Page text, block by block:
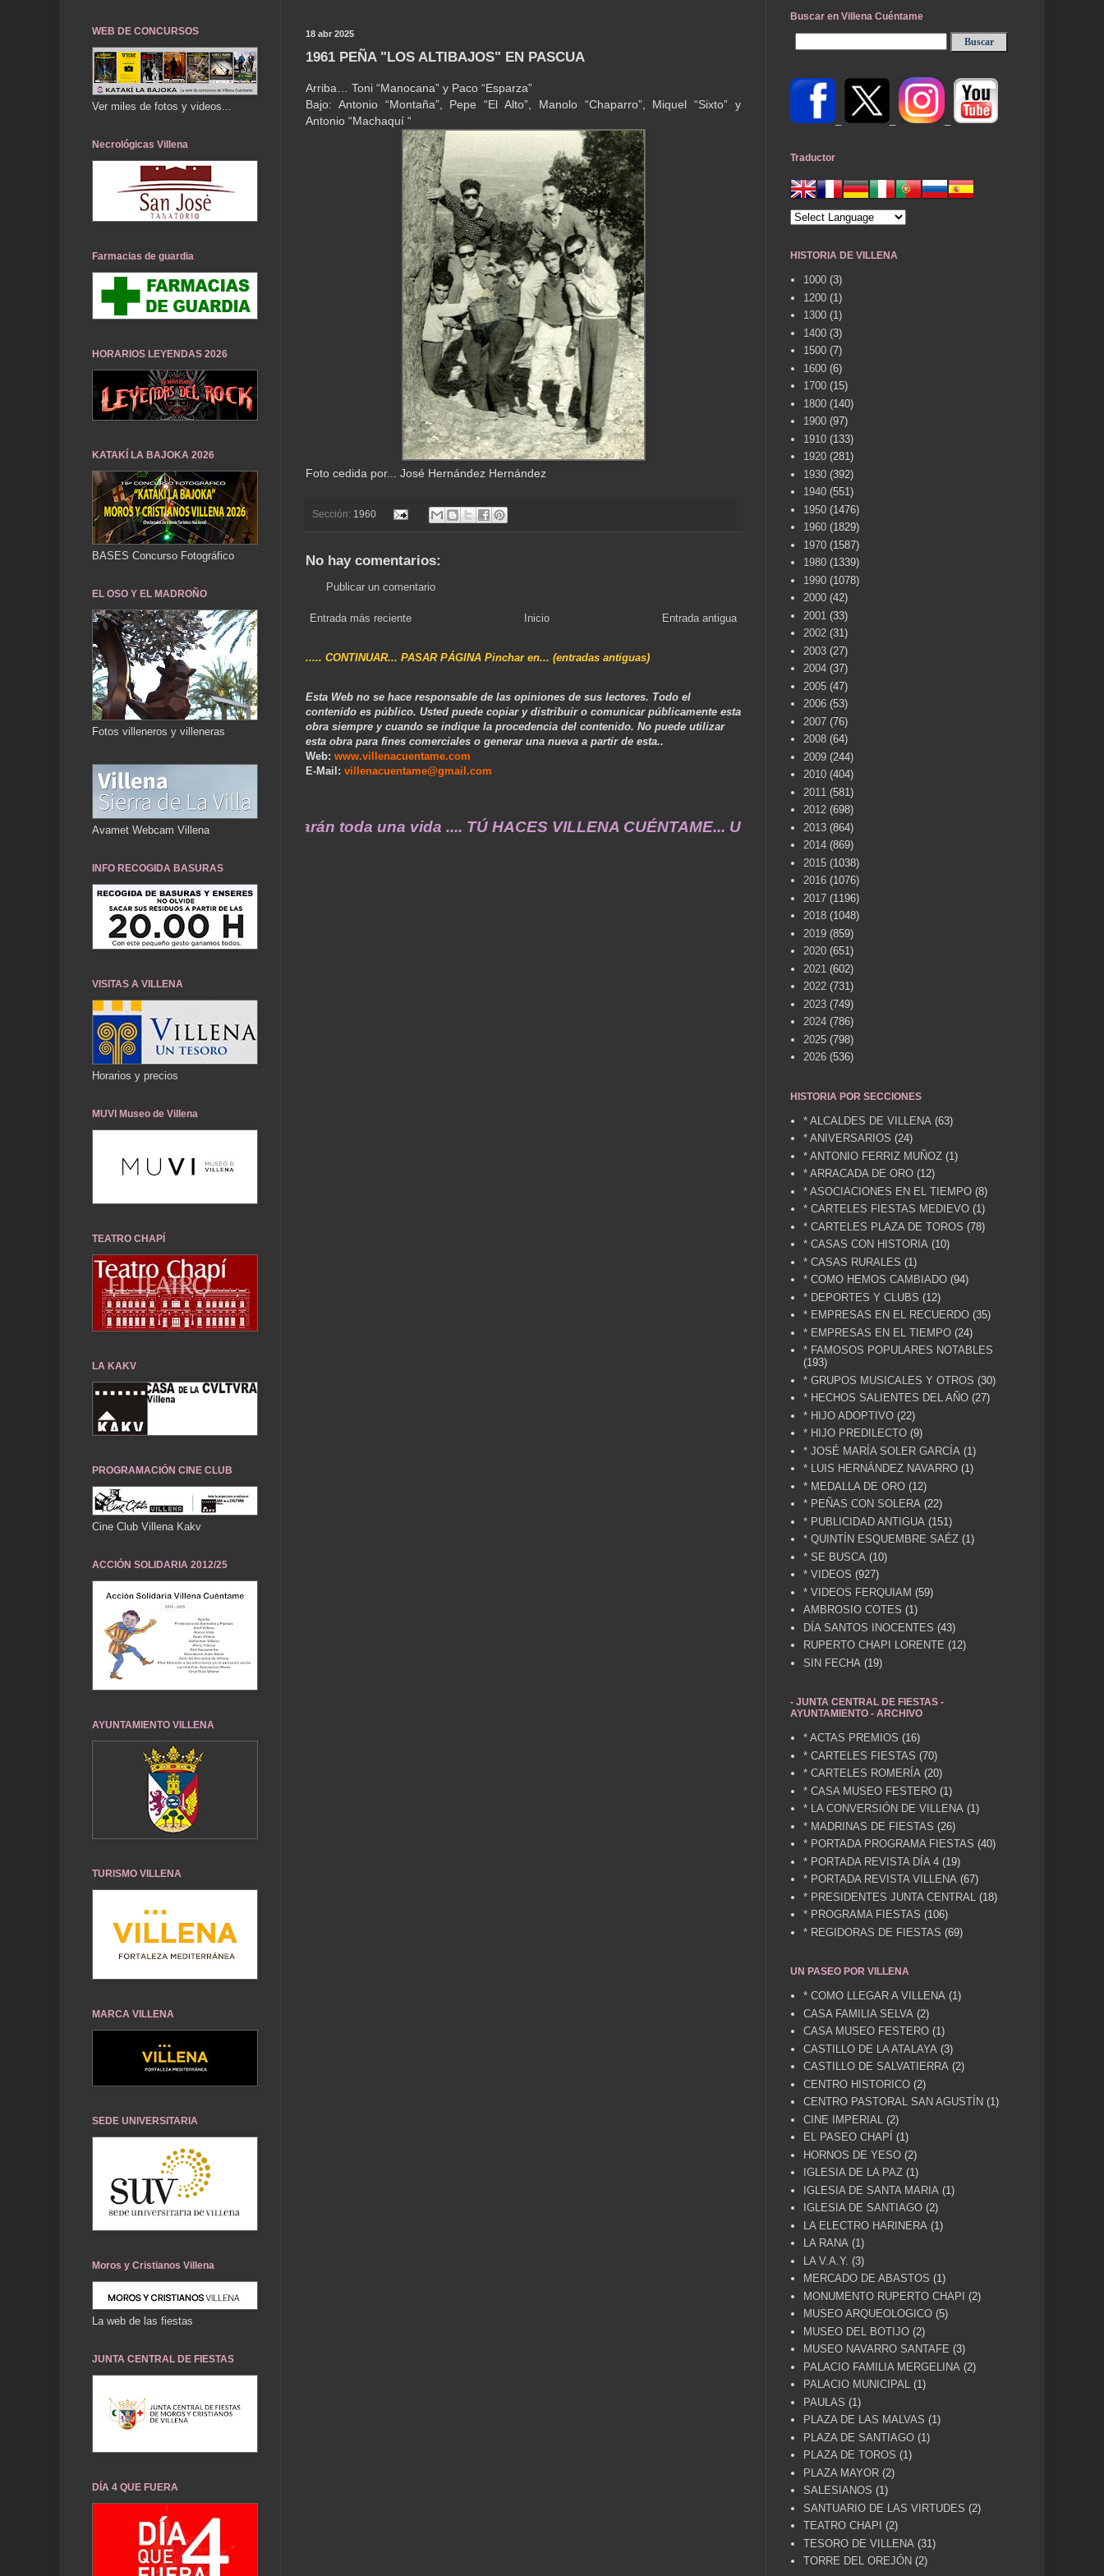
18 abr 2025
1961 PEÑA "LOS ALTIBAJOS" EN PASCUA
Arriba… Toni “Manocana” y Paco “Esparza”
Bajo: Antonio “Montaña”, Pepe “El Alto”, Manolo “Chaparro”, Miquel “Sixto” y
Antonio “Machaquí “
Foto cedida por... José Hernández Hernández
Sección: 1960
No hay comentarios:
Publicar un comentario
Entrada más reciente Entrada antigua
Inicio
..... CONTINUAR... PASAR PÁGINA Pinchar en... (entradas antiguas)
Esta Web no se hace responsable de las opiniones de sus lectores. Todo el
contenido es público. Usted puede copiar y distribuir o comunicar públicamente esta
obra siempre y cuando se indique la procedencia del contenido. No puede utilizar
esta obra para fines comerciales o generar una nueva a partir de esta..
Web: www.villenacuentame.com
E-Mail: villenacuentame@gmail.com
recuerdos de ayer durarán toda una vida .... TÚ HACES VILLENA CUÉNTAME... UN SERVICIO A LA MEMORIA HISTÓRICA DE
WEB DE CONCURSOS
Ver miles de fotos y videos...
Necrológicas Villena
Farmacias de guardia
HORARIOS LEYENDAS 2026
KATAKÍ LA BAJOKA 2026
BASES Concurso Fotográfico
EL OSO Y EL MADROÑO
Fotos villeneros y villeneras
Avamet Webcam Villena
INFO RECOGIDA BASURAS
VISITAS A VILLENA
Horarios y precios
MUVI Museo de Villena
TEATRO CHAPÍ
LA KAKV
PROGRAMACIÓN CINE CLUB
Cine Club Villena Kakv
ACCIÓN SOLIDARIA 2012/25
AYUNTAMIENTO VILLENA
TURISMO VILLENA
MARCA VILLENA
SEDE UNIVERSITARIA
Moros y Cristianos Villena
La web de las fiestas
JUNTA CENTRAL DE FIESTAS
DÍA 4 QUE FUERA
Buscar en Villena Cuéntame
Traductor
HISTORIA DE VILLENA
1000 (3)
1200 (1)
1300 (1)
1400 (3)
1500 (7)
1600 (6)
1700 (15)
1800 (140)
1900 (97)
1910 (133)
1920 (281)
1930 (392)
1940 (551)
1950 (1476)
1960 (1829)
1970 (1587)
1980 (1339)
1990 (1078)
2000 (42)
2001 (33)
2002 (31)
2003 (27)
2004 (37)
2005 (47)
2006 (53)
2007 (76)
2008 (64)
2009 (244)
2010 (404)
2011 (581)
2012 (698)
2013 (864)
2014 (869)
2015 (1038)
2016 (1076)
2017 (1196)
2018 (1048)
2019 (859)
2020 (651)
2021 (602)
2022 (731)
2023 (749)
2024 (786)
2025 (798)
2026 (536)
HISTORIA POR SECCIONES
* ALCALDES DE VILLENA (63)
* ANIVERSARIOS (24)
* ANTONIO FERRIZ MUÑOZ (1)
* ARRACADA DE ORO (12)
* ASOCIACIONES EN EL TIEMPO (8)
* CARTELES FIESTAS MEDIEVO (1)
* CARTELES PLAZA DE TOROS (78)
* CASAS CON HISTORIA (10)
* CASAS RURALES (1)
* COMO HEMOS CAMBIADO (94)
* DEPORTES Y CLUBS (12)
* EMPRESAS EN EL RECUERDO (35)
* EMPRESAS EN EL TIEMPO (24)
* FAMOSOS POPULARES NOTABLES
(193)
* GRUPOS MUSICALES Y OTROS (30)
* HECHOS SALIENTES DEL AÑO (27)
* HIJO ADOPTIVO (22)
* HIJO PREDILECTO (9)
* JOSÉ MARÍA SOLER GARCÍA (1)
* LUIS HERNÁNDEZ NAVARRO (1)
* MEDALLA DE ORO (12)
* PEÑAS CON SOLERA (22)
* PUBLICIDAD ANTIGUA (151)
* QUINTÍN ESQUEMBRE SAÉZ (1)
* SE BUSCA (10)
* VIDEOS (927)
* VIDEOS FERQUIAM (59)
AMBROSIO COTES (1)
DÍA SANTOS INOCENTES (43)
RUPERTO CHAPI LORENTE (12)
SIN FECHA (19)
- JUNTA CENTRAL DE FIESTAS -
AYUNTAMIENTO - ARCHIVO
* ACTAS PREMIOS (16)
* CARTELES FIESTAS (70)
* CARTELES ROMERÍA (20)
* CASA MUSEO FESTERO (1)
* LA CONVERSIÓN DE VILLENA (1)
* MADRINAS DE FIESTAS (26)
* PORTADA PROGRAMA FIESTAS (40)
* PORTADA REVISTA DÍA 4 (19)
* PORTADA REVISTA VILLENA (67)
* PRESIDENTES JUNTA CENTRAL
(18)
* PROGRAMA FIESTAS (106)
* REGIDORAS DE FIESTAS (69)
UN PASEO POR VILLENA
* COMO LLEGAR A VILLENA (1)
CASA FAMILIA SELVA (2)
CASA MUSEO FESTERO (1)
CASTILLO DE LA ATALAYA (3)
CASTILLO DE SALVATIERRA (2)
CENTRO HISTORICO (2)
CENTRO PASTORAL SAN AGUSTÍN (1)
CINE IMPERIAL
(2)
EL PASEO CHAPÍ
(1)
HORNOS DE YESO (2)
IGLESIA DE LA PAZ (1)
IGLESIA DE SANTA MARIA (1)
IGLESIA DE SANTIAGO (2)
LA ELECTRO HARINERA (1)
LA RANA (1)
LA V.A.Y. (3)
MERCADO DE ABASTOS (1)
MONUMENTO RUPERTO CHAPI
(2)
MUSEO ARQUEOLOGICO (5)
MUSEO DEL BOTIJO (2)
MUSEO NAVARRO SANTAFE (3)
PALACIO FAMILIA MERGELINA (2)
PALACIO MUNICIPAL (1)
PAULAS (1)
PLAZA DE LAS MALVAS (1)
PLAZA DE SANTIAGO (1)
PLAZA DE TOROS (1)
PLAZA MAYOR (2)
SALESIANOS (1)
SANTUARIO DE LAS VIRTUDES (2)
TEATRO CHAPI
(2)
TESORO DE VILLENA (31)
TORRE DEL OREJÓN (2)